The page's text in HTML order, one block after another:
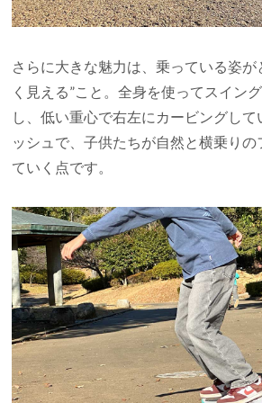
さらに大きな魅力は、乗っている姿が
く見える”こと。全身を使ってスイン
し、低い重心で右左にカービングして
ッシュで、子供たちが自然と横乗り
ていく点です。